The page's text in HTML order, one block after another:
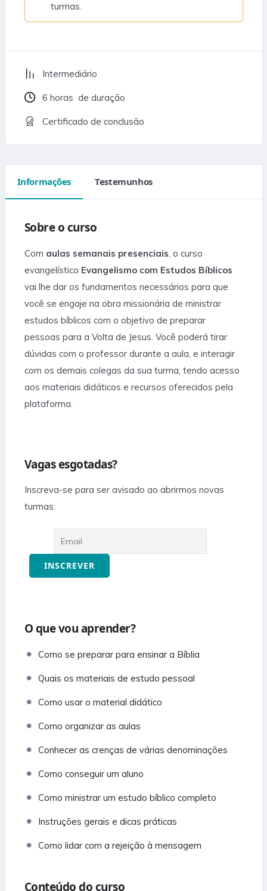
turmas.
Intermediário
6 horas de duração
Certificado de conclusão
Informações Testemunhos
Sobre o curso
Com aulas semanais presenciais, o curso
evangelístico Evangelismo com Estudos Bíblicos
vai lhe dar os fundamentos necessários para que
você se engaje na obra missionária de ministrar
estudos bíblicos com o objetivo de preparar
pessoas para a Volta de Jesus. Você poderá tirar
dúvidas com o professor durante a aula, e interagir
com os demais colegas da sua turma, tendo acesso
aos materiais didáticos e recursos oferecidos pela
plataforma.
Vagas esgotadas?
Inscreva-se para ser avisado ao abrirmos novas
turmas:
O que vou aprender?
Como se preparar para ensinar a Bíblia
Quais os materiais de estudo pessoal
Como usar o material didático
Como organizar as aulas
Conhecer as crenças de várias denominações
Como conseguir um aluno
Como ministrar um estudo bíblico completo
Instruções gerais e dicas práticas
Como lidar com a rejeição à mensagem
Conteúdo do curso